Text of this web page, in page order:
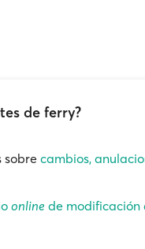
de ferry?
sobre cambios,
online de modificación